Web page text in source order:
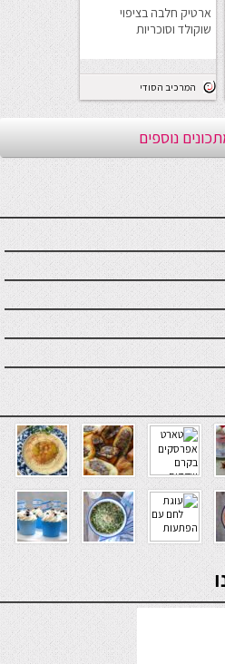
ארטיק חלבה בציפוי
שוקולד וסוכריות
המרכיב הסודי
נוספים